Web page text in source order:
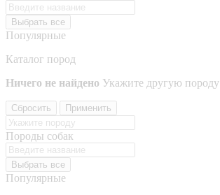
Выбрать все
Популярные
Каталог пород
Ничего не найдено Укажите другую породу
Сбросить Применить
Породы собак
Выбрать все
Популярные